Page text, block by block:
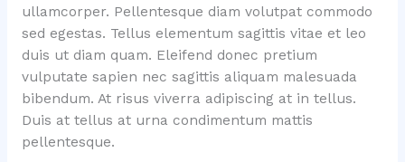
ullamcorper. Pellentesque diam volutpat commodo
sed egestas. Tellus elementum sagittis vitae et leo
duis ut diam quam. Eleifend donec pretium
vulputate sapien nec sagittis aliquam malesuada
bibendum. At risus viverra adipiscing at in tellus.
Duis at tellus at urna condimentum mattis
pellentesque.